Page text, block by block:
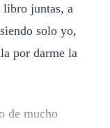
libro juntas, a
solo yo,
por darme la
de mucho